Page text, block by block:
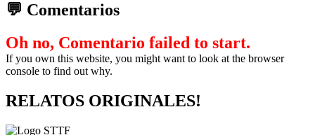
💬 Comentarios
Oh no, Comentario failed to start.
If you own this website, you might want to look at the browser
console to find out why.
RELATOS ORIGINALES!